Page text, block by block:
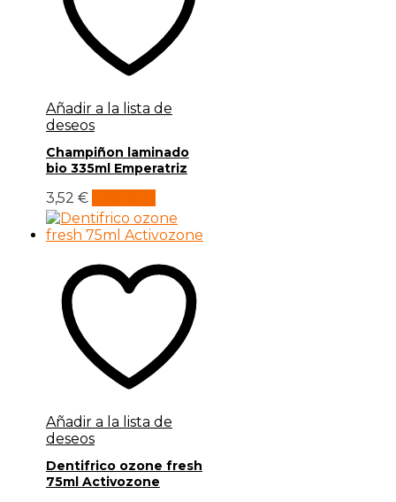
Añadir a la lista de
deseos
Champiñon laminado
bio 335ml Emperatriz
3,52 €
Añadir a la lista de
deseos
Dentifrico ozone fresh
75ml Activozone